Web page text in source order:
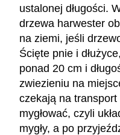
ustalonej długości.
drzewa harwester
na ziemi, jeśli
Ścięte pnie i
ponad 20 cm i
zwiezieniu na
czekają na
mygłować, czyli
mygły, a po